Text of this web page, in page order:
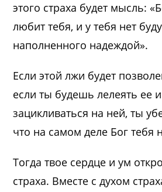
этого страха будет мысль:
любит тебя, и у тебя нет
наполненного надеждой».
Если этой лжи будет
если ты будешь лелеять ее
зацикливаться на ней, ты
что на самом деле Бог тебя
Тогда твое сердце и ум
страха. Вместе с духом